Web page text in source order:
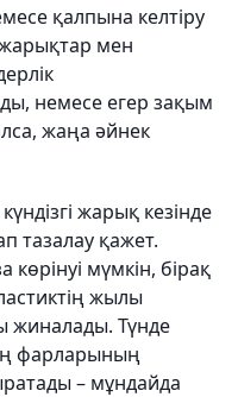
қалпына келтіру
мен
немесе егер зақым
жаңа әйнек
жарық кезінде
тазалау қажет.
мүмкін, бірақ
жылы
жиналады. Түнде
фарларының
– мұндайда